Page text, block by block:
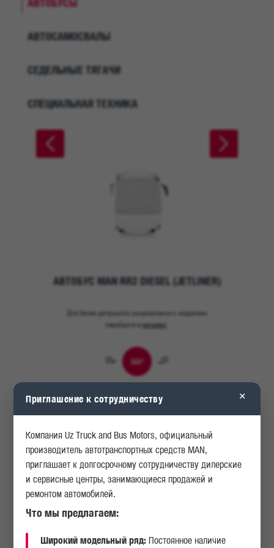
АВТОСАМОСВАЛЫ
СЕДЕЛЬНЫЕ ТЯГАЧИ
СПЕЦИАЛЬНАЯ ТЕХНИКА
АВТОБУС MAN RR2 DIESEL (JETLINER)
Для более детального ознакомления с моделями
перейдите в каталог
360°
Приглашение к сотрудничеству ×
Компания Uz Truck and Bus Motors, официальный
производитель автотранспортных средств MAN,
приглашает к долгосрочному сотрудничеству дилерские
и сервисные центры, занимающиеся продажей и
ремонтом автомобилей.
Что мы предлагаем:
Широкий модельный ряд: Постоянное наличие